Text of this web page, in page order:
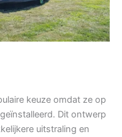
keuze omdat ze op
Dit ontwerp
uitstraling en